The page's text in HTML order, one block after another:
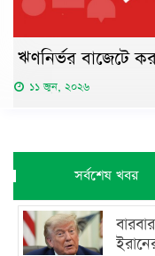
ঋণনির্ভর বাজেটে
১১ জুন, ২০২৬
সর্বশেষ খবর